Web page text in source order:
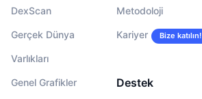
DexScan
Gerçek Dünya
Varlıkları
Genel Grafikler
Metodoloji
Kariyer Bize katılın!
Destek